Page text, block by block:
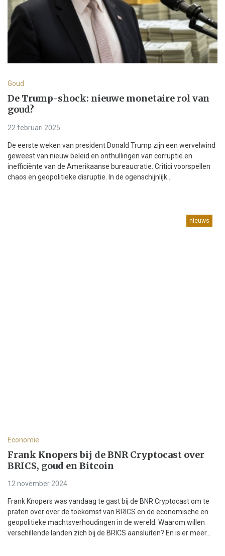
Goud
De Trump-shock: nieuwe monetaire rol van
goud?
22 februari 2025
De eerste weken van president Donald Trump zijn een wervelwind
geweest van nieuw beleid en onthullingen van corruptie en
inefficiënte van de Amerikaanse bureaucratie. Critici voorspellen
chaos en geopolitieke disruptie. In de ogenschijnlijk...
nieuws
Economie
Frank Knopers bij de BNR Cryptocast over
BRICS, goud en Bitcoin
12 november 2024
Frank Knopers was vandaag te gast bij de BNR Cryptocast om te
praten over over de toekomst van BRICS en de economische en
geopolitieke machtsverhoudingen in de wereld. Waarom willen
verschillende landen zich bij de BRICS aansluiten? En is er meer...